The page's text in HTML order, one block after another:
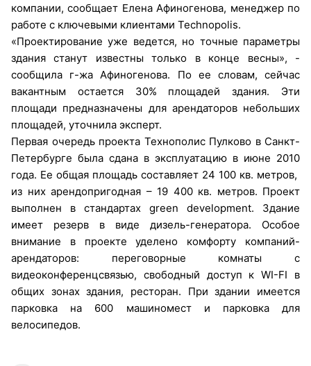
компании, сообщает Елена Афиногенова, менеджер по
работе с ключевыми клиентами Technopolis.
«Проектирование уже ведется, но точные параметры
здания станут известны только в конце весны», -
сообщила г-жа Афиногенова. По ее словам, сейчас
вакантным остается 30% площадей здания. Эти
площади предназначены для арендаторов небольших
площадей, уточнила эксперт.
Первая очередь проекта Технополис Пулково в Санкт-
Петербурге была сдана в эксплуатацию в июне 2010
года. Ее общая площадь составляет 24 100 кв. метров,
из них арендопригодная – 19 400 кв. метров. Проект
выполнен в стандартах green development. Здание
имеет резерв в виде дизель-генератора. Особое
внимание в проекте уделено комфорту компаний-
арендаторов: переговорные комнаты с
видеоконференцсвязью, свободный доступ к WI-FI в
общих зонах здания, ресторан. При здании имеется
парковка на 600 машиномест и парковка для
велосипедов.